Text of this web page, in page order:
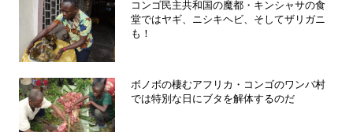
コンゴ民主共和国の魔都・キンシャサの食
堂ではヤギ、ニシキヘビ、そしてザリガニ
も！
ボノボの棲むアフリカ・コンゴのワンバ村
では特別な日にブタを解体するのだ